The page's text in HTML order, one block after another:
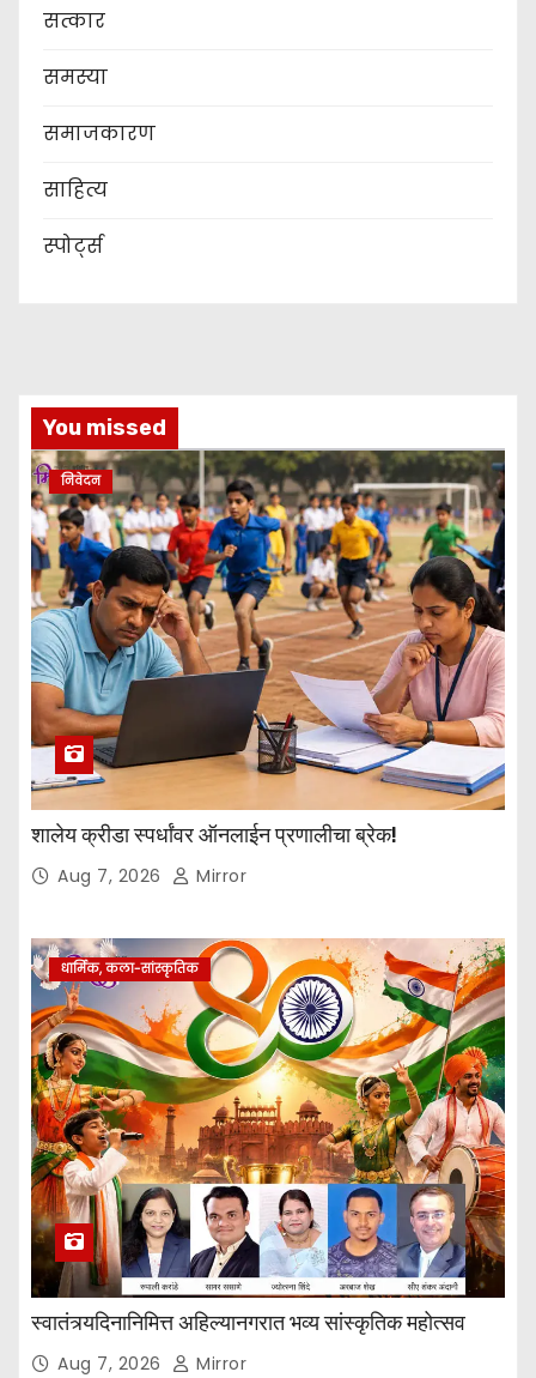
सत्कार
समस्या
समाजकारण
साहित्य
स्पोर्ट्स
You missed
निवेदन
शालेय क्रीडा स्पर्धांवर ऑनलाईन प्रणालीचा ब्रेक!
Aug 7, 2026 Mirror
धार्मिक, कला-सांस्कृतिक
स्वातंत्र्यदिनानिमित्त अहिल्यानगरात भव्य सांस्कृतिक महोत्सव
Aug 7, 2026 Mirror